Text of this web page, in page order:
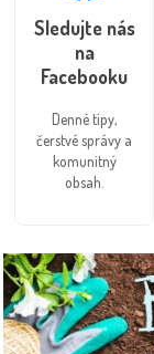
Sledujte nás
na
Facebooku
Denné tipy,
čerstvé správy a
komunitný
obsah.